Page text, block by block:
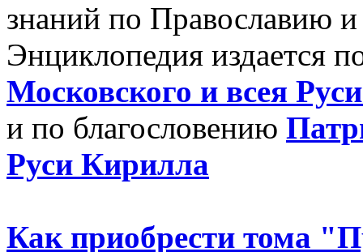
знаний по Православию
Энциклопедия издается
Московского и всея
и по благословению
Руси Кирилла
Как приобрести тома